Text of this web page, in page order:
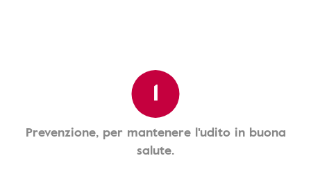
1
Prevenzione, per mantenere l'udito in buona
salute.